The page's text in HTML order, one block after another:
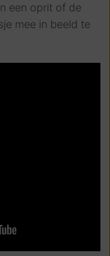
een oprit of de
mee in beeld te